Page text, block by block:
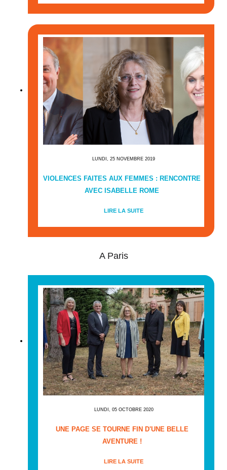
LUNDI, 25 NOVEMBRE 2019
VIOLENCES FAITES AUX FEMMES : RENCONTRE
AVEC ISABELLE ROME
LIRE LA SUITE
A Paris
LUNDI, 05 OCTOBRE 2020
UNE PAGE SE TOURNE FIN D'UNE BELLE
AVENTURE !
LIRE LA SUITE